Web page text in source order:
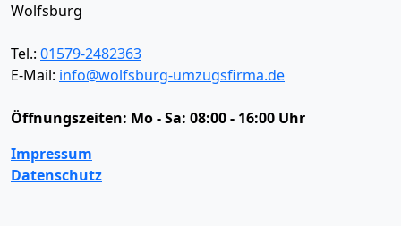
Wolfsburg
Tel.: 01579-2482363
E-Mail: info@wolfsburg-umzugsfirma.de
Öffnungszeiten: Mo - Sa: 08:00 - 16:00 Uhr
Impressum
Datenschutz